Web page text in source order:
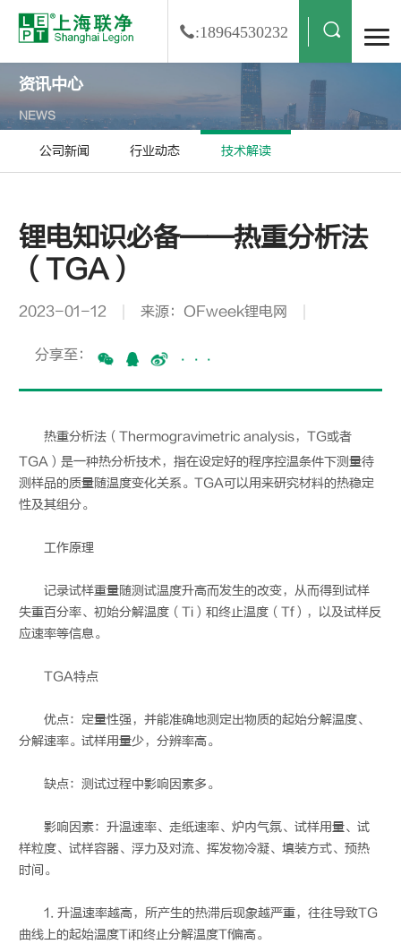
:18964530232
资讯中心
NEWS
公司新闻 行业动态 技术解读
锂电知识必备——热重分析法
（TGA）
2023-01-12 来源：OFweek锂电网
分享至： ···
热重分析法 （Thermogravimetric analysis，TG或者
TGA）是一种热分析技术，指在设定好的程序控温条件下测量待
测样品的质量随温度变化关系。TGA可以用来研究材料的热稳定
性及其组分。
工作原理
记录试样重量随测试温度升高而发生的改变，从而得到试样
失重百分率、初始分解温度（Ti）和终止温度（Tf），以及试样反
应速率等信息。
TGA特点
优点：定量性强，并能准确地测定出物质的起始分解温度、
分解速率。试样用量少，分辨率高。
缺点：测试过程中影响因素多。
影响因素：升温速率、走纸速率、炉内气氛、试样用量、试
样粒度、试样容器、浮力及对流、挥发物冷凝、填装方式、预热
时间。
1. 升温速率越高，所产生的热滞后现象越严重，往往导致TG
曲线上的起始温度Ti和终止分解温度Tf偏高。